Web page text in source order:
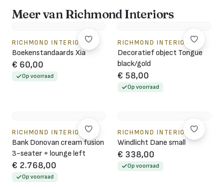
Meer van Richmond Interiors
RICHMOND INTERIORS
Boekenstandaards Xia
€ 60,00
Op voorraad
RICHMOND INTERIORS
Decoratief object Tongue
black/gold
€ 58,00
Op voorraad
RICHMOND INTERIORS
Bank Donovan cream fusion
3-seater + lounge left
€ 2.768,00
Op voorraad
RICHMOND INTERIORS
Windlicht Dane small
€ 338,00
Op voorraad